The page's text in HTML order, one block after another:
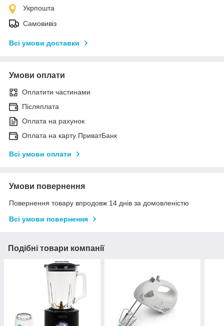
Укрпошта
Самовивіз
Всі умови доставки
Умови оплати
Оплатити частинами
Післяплата
Оплата на рахунок
Оплата на карту ПриватБанк
Всі умови оплати
Умови повернення
Повернення товару впродовж 14 днів за домовленістю
Всі умови повернення
Подібні товари компанії